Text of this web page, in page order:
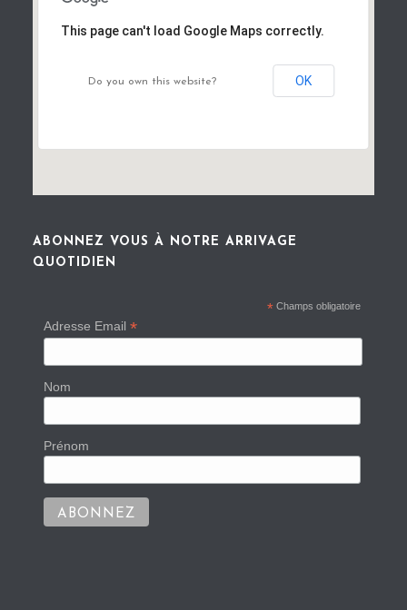
This page can't load Google Maps correctly.
Do you own this website? OK
ABONNEZ VOUS À NOTRE ARRIVAGE
QUOTIDIEN
* Champs obligatoire
Adresse Email *
Nom
Prénom